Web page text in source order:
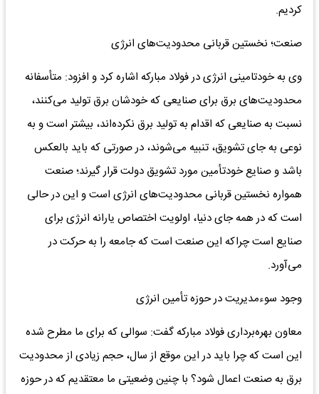
کردیم.
صنعت؛ نخستین قربانی محدودیت‌های انرژی
وی به خودتامینی انرژی در فولاد مبارکه اشاره کرد و افزود: متأسفانه
محدودیت‌های برق برای صنایعی که خودشان برق تولید می‌کنند،
نسبت به صنایعی که اقدام به تولید برق نکرده‌اند، بیشتر است و به
نوعی به جای تشویق، تنبیه می‌شوند، در صورتی که باید بالعکس
باشد و صنایع خودتأمین مورد تشویق دولت قرار گیرند؛ صنعت
همواره نخستین قربانی محدودیت‌های انرژی است و این در حالی
است که در همه جای دنیا، اولویت اختصاص یارانه انرژی برای
صنایع است چراکه این صنعت است که جامعه را به حرکت در
می‌آورد.
وجود سوءمدیریت در حوزه تأمین انرژی‌
معاون بهره‌برداری فولاد مبارکه گفت: سوالی که برای ما مطرح شده
این است که چرا باید در این موقع از سال، حجم زیادی از محدودیت
برق به صنعت اعمال شود؟ با چنین وضعیتی ما معتقدیم که در حوزه